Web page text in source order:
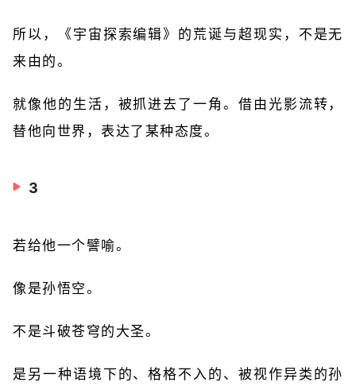
所以，《宇宙探索编辑》的荒诞与超现实，不是无
来由的。
就像他的生活，被抓进去了一角。借由光影流转，
替他向世界，表达了某种态度。
3
若给他一个譬喻。
像是孙悟空。
不是斗破苍穹的大圣。
是另一种语境下的、格格不入的、被视作异类的孙